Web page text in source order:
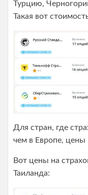
Турцию,
Такая вот
Для стран, где
чем в Европе, цены
Вот цены на
Таиланда: